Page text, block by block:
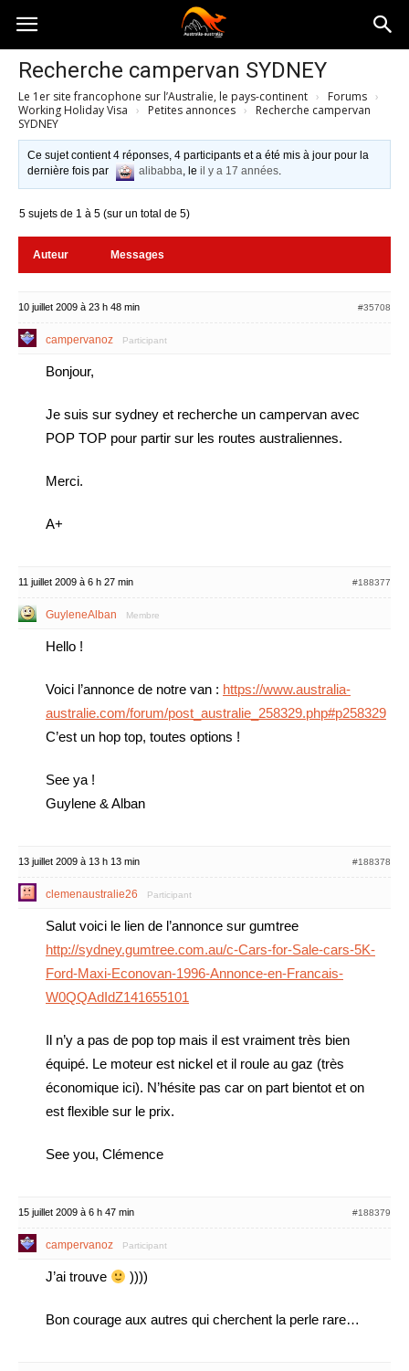
Australia-
australie.com
Recherche campervan SYDNEY
Le 1er site francophone sur l’Australie, le pays-continent › Forums ›
Working Holiday Visa › Petites annonces ›
Recherche campervan
SYDNEY
Ce sujet contient 4 réponses, 4 participants et a été mis à jour pour la
dernière fois par
alibabba, leil y a 17 années.
5 sujets de 1 à 5 (sur un total de 5)
Auteur Messages
10 juillet 2009 à 23 h 48 min #35708
campervanoz Participant
Bonjour,
Je suis sur sydney et recherche un campervan avec
POP TOP pour partir sur les routes australiennes.
Merci.
A+
11 juillet 2009 à 6 h 27 min #188377
GuyleneAlban Membre
Hello !
Voici l’annonce de notre van : https://www.australia-
australie.com/forum/post_australie_258329.php#p258329
C’est un hop top, toutes options !
See ya !
Guylene & Alban
13 juillet 2009 à 13 h 13 min #188378
clemenaustralie26 Participant
Salut voici le lien de l’annonce sur gumtree
http://sydney.gumtree.com.au/c-Cars-for-Sale-cars-5K-
Ford-Maxi-Econovan-1996-Annonce-en-Francais-
W0QQAdIdZ141655101
Il n’y a pas de pop top mais il est vraiment très bien
équipé. Le moteur est nickel et il roule au gaz (très
économique ici). N’hésite pas car on part bientot et on
est flexible sur le prix.
See you, Clémence
15 juillet 2009 à 6 h 47 min #188379
campervanoz Participant
J’ai trouve ))))
Bon courage aux autres qui cherchent la perle rare…